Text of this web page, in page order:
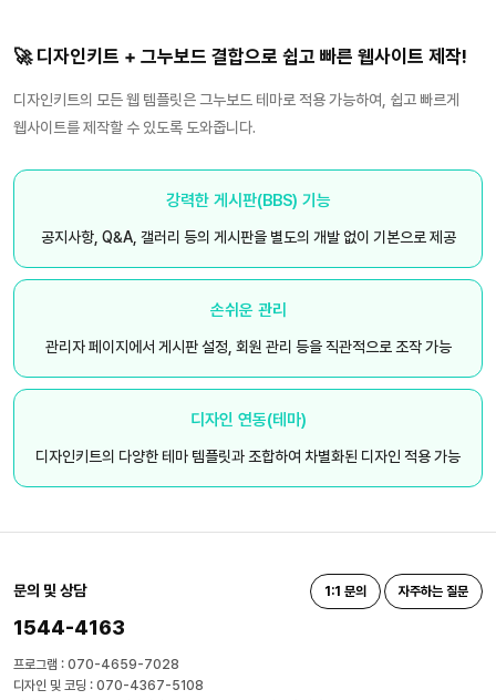
🚀 디자인키트 + 그누보드 결합으로 쉽고 빠른 웹사이트 제작!
디자인키트의 모든 웹 템플릿은 그누보드 테마로 적용 가능하여, 쉽고 빠르게
웹사이트를 제작할 수 있도록 도와줍니다.
강력한 게시판(BBS) 기능
공지사항, Q&A, 갤러리 등의 게시판을 별도의 개발 없이 기본으로 제공
손쉬운 관리
관리자 페이지에서 게시판 설정, 회원 관리 등을 직관적으로 조작 가능
디자인 연동(테마)
디자인키트의 다양한 테마 템플릿과 조합하여 차별화된 디자인 적용 가능
문의 및 상담
1544-4163
프로그램 : 070-4659-7028
디자인 및 코딩 : 070-4367-5108
1:1 문의 자주하는 질문